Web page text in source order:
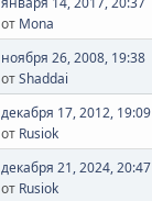
от Mona
ноября 26, 2008, 19:38
отShaddai
декабря 17, 2012, 19:09
от Rusiok
декабря 21, 2024, 20:47
от Rusiok